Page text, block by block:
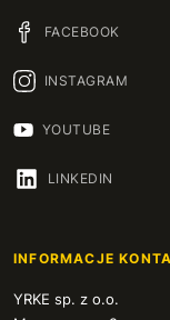
FACEBOOK
INSTAGRAM
YOUTUBE
LINKEDIN
INFORMACJE
YRKE sp. z o.o.